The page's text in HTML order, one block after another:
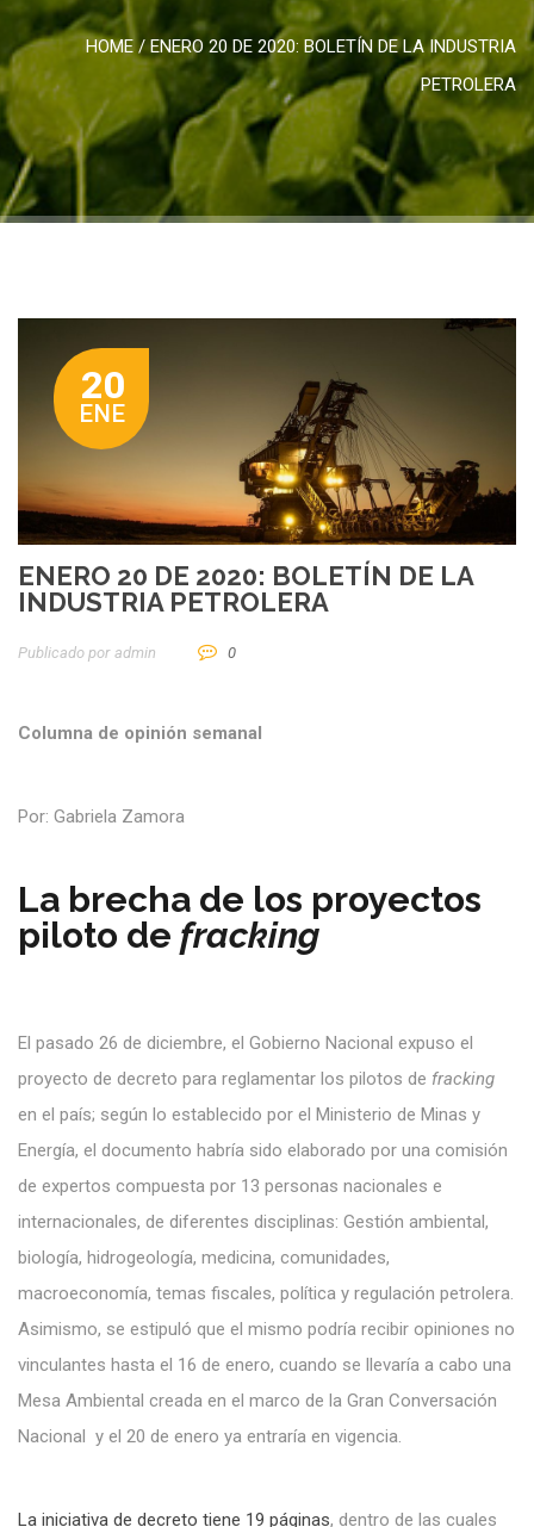
HOME/ ENERO 20 DE 2020: BOLETÍN DE LA INDUSTRIA
PETROLERA
20
ENE
ENERO 20 DE 2020: BOLETÍN DE LA
INDUSTRIA PETROLERA
Publicado por Admin 0
Columna de opinión semanal
Por: Gabriela Zamora
La brecha de los proyectos
piloto de fracking
El pasado 26 de diciembre, el Gobierno Nacional expuso el
proyecto de decreto para reglamentar los pilotos de fracking
en el país; según lo establecido por el Ministerio de Minas y
Energía, el documento habría sido elaborado por una comisión
de expertos compuesta por 13 personas nacionales e
internacionales, de diferentes disciplinas: Gestión ambiental,
biología, hidrogeología, medicina, comunidades,
macroeconomía, temas fiscales, política y regulación petrolera.
Asimismo, se estipuló que el mismo podría recibir opiniones no
vinculantes hasta el 16 de enero, cuando se llevaría a cabo una
Mesa Ambiental creada en el marco de la Gran Conversación
Nacional y el 20 de enero ya entraría en vigencia.
La iniciativa de decreto tiene 19 páginas, dentro de las cuales